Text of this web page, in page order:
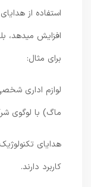
استفاده از
افزایش میدهد،
برای مثال:
لوازم اداری
ماگ) با لوگوی
هدایای
کاربرد دارند.